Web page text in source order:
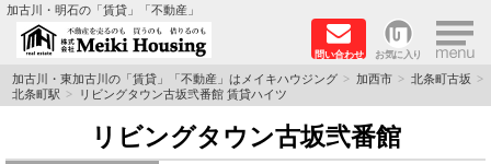
加古川・明石の「賃貸」「不動産」
問い合わせ お気に入り ×
TOPページ
☆メイキハウジングオススメ物件特集☆
加古川・東加古川の「賃貸」「不動産」はメイキハウジング 加西市
北条町古坂
北条町駅
リビングタウン古坂弐番館 賃貸ハイツ
リビングタウン古坂弐番館